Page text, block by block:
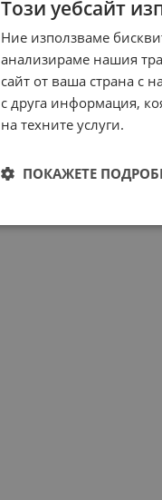
Този уебсайт
Ние използваме
анализираме нашия
сайт от ваша страна с
с друга информация,
на техните услуги.
ПОКАЖЕТЕ